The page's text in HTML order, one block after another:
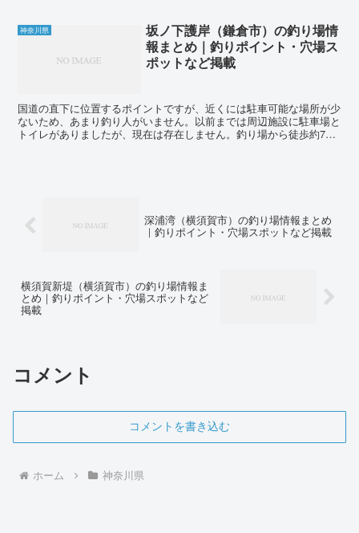
神奈川県
坂ノ下護岸（鎌倉市）の釣り場情
報まとめ｜釣りポイント・穴場ス
ポットなど掲載
国道の直下に位置するポイントですが、近くには駐車可能な場所が少
ないため、あまり釣り人がいません。以前までは周辺施設に駐車場と
トイレがありましたが、現在は存在しません。釣り場から徒歩約7分
深浦湾（横須賀市）の釣り場情報まとめ
｜釣りポイント・穴場スポットなど掲載
横須賀新堤（横須賀市）の釣り場情報ま
とめ｜釣りポイント・穴場スポットなど
掲載
コメント
コメントを書き込む
ホーム 神奈川県